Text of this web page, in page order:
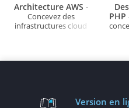
Architecture AWS -
Concevez des
infrastructures cloud
PHP
Version en